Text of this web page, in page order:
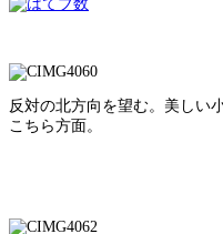
反対の北方向を望む。美しい
こちら方面。